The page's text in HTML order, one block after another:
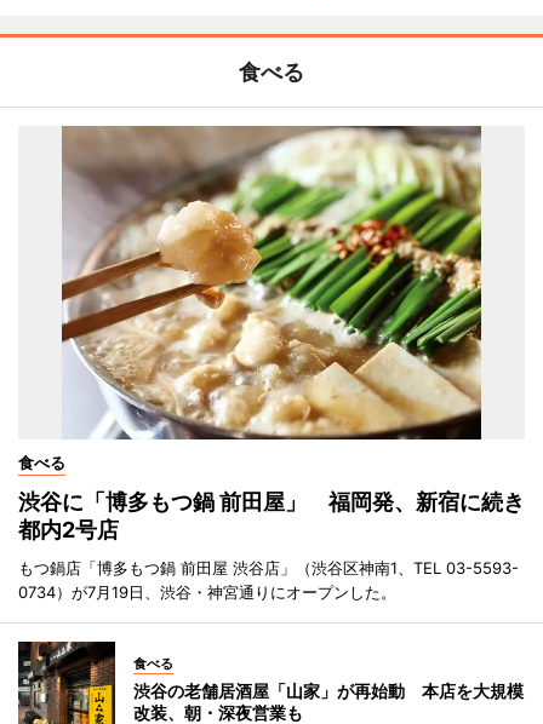
食べる
食べる
渋谷に「博多もつ鍋 前田屋」 福岡発、新宿に続き
都内2号店
もつ鍋店「博多もつ鍋 前田屋 渋谷店」（渋谷区神南1、TEL 03-5593-
0734）が7月19日、渋谷・神宮通りにオープンした。
食べる
渋谷の老舗居酒屋「山家」が再始動 本店を大規模
改装、朝・深夜営業も